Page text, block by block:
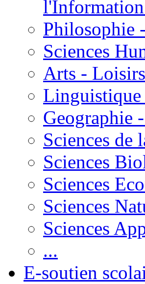
Philosophie
Sciences
Arts -
Geographie
Sciences de
Sciences
Sciences
Sciences
Sciences
...
E-soutien